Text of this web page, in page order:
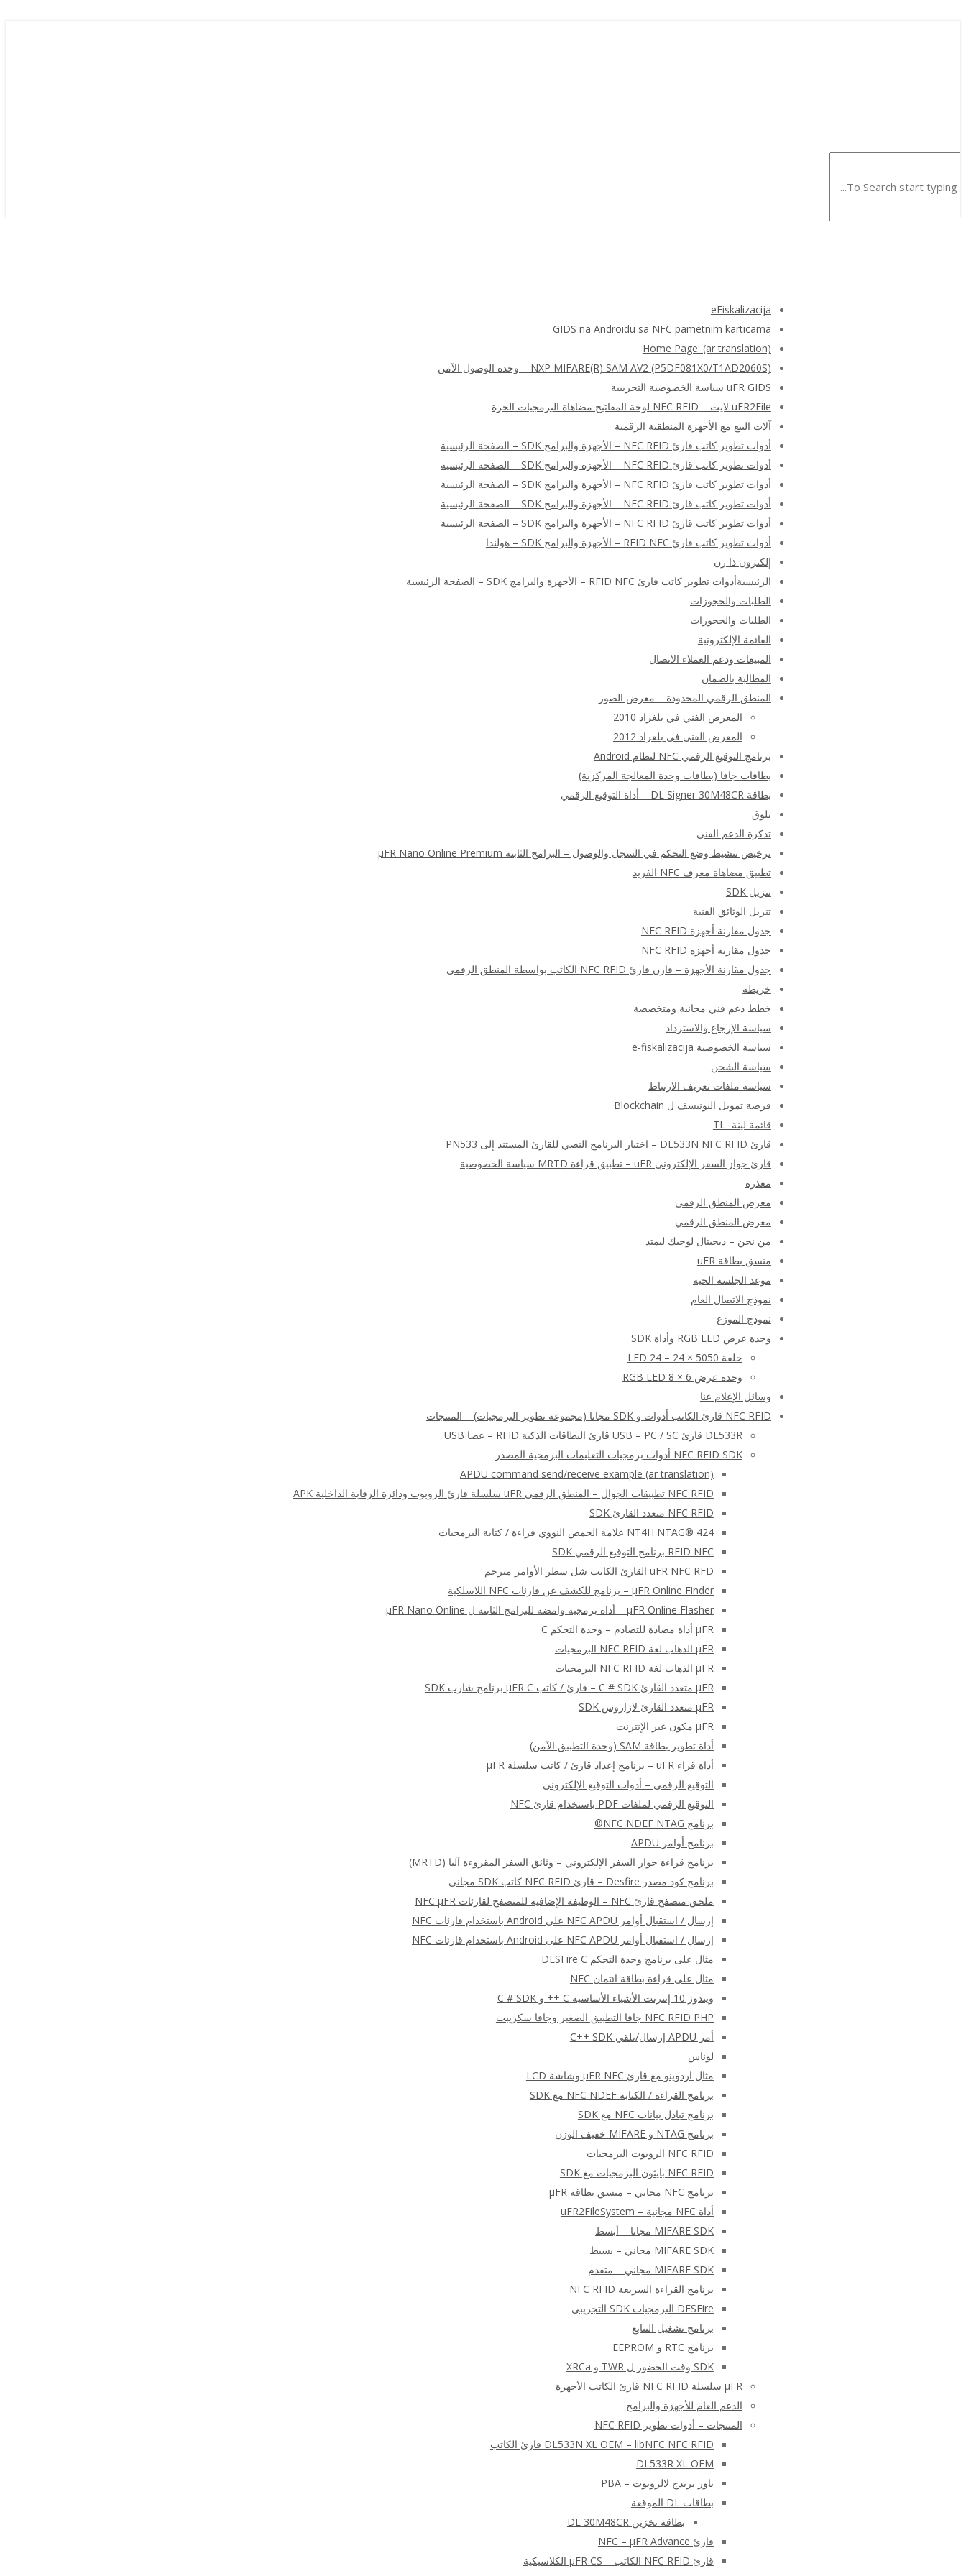
eFiskalizacija
GIDS na Androidu sa NFC pametnim karticama
Home Page: (ar translation)
NXP MIFARE(R) SAM AV2 (P5DF081X0/T1AD2060S) – وحدة الوصول الآمن
uFR GIDS سياسة الخصوصية التجريبية
uFR2File لايت – NFC RFID لوحة المفاتيح مضاهاة البرمجيات الحرة
آلات البيع مع الأجهزة المنطقية الرقمية
أدوات تطوير كاتب قارئ NFC RFID – الأجهزة والبرامج SDK – الصفحة الرئيسية
أدوات تطوير كاتب قارئ NFC RFID – الأجهزة والبرامج SDK – الصفحة الرئيسية
أدوات تطوير كاتب قارئ NFC RFID – الأجهزة والبرامج SDK – الصفحة الرئيسية
أدوات تطوير كاتب قارئ NFC RFID – الأجهزة والبرامج SDK – الصفحة الرئيسية
أدوات تطوير كاتب قارئ NFC RFID – الأجهزة والبرامج SDK – الصفحة الرئيسية
أدوات تطوير كاتب قارئ RFID NFC – الأجهزة والبرامج SDK – هولندا
إلكترون ذا رن
الرئيسيةأدوات تطوير كاتب قارئ RFID NFC – الأجهزة والبرامج SDK – الصفحة الرئيسية
الطلبات والحجوزات
الطلبات والحجوزات
القائمة الإلكترونية
المبيعات ودعم العملاء الاتصال
المطالبة بالضمان
المنطق الرقمي المحدودة – معرض الصور
المعرض الفني في بلغراد 2010
المعرض الفني في بلغراد 2012
برنامج التوقيع الرقمي NFC لنظام Android
بطاقات جافا (بطاقات وحدة المعالجة المركزية)
بطاقة DL Signer 30M48CR – أداة التوقيع الرقمي
بلوق
تذكرة الدعم الفني
ترخيص تنشيط وضع التحكم في السجل والوصول – البرامج الثابتة μFR Nano Online Premium
تطبيق مضاهاة معرف NFC الفريد
تنزيل SDK
تنزيل الوثائق الفنية
جدول مقارنة أجهزة NFC RFID
جدول مقارنة أجهزة NFC RFID
جدول مقارنة الأجهزة – قارن قارئ NFC RFID الكاتب بواسطة المنطق الرقمي
خريطة
خطط دعم فني مجانية ومتخصصة
سياسة الإرجاع والاسترداد
سياسة الخصوصية e-fiskalizacija
سياسة الشحن
سياسة ملفات تعريف الارتباط
فرصة تمويل اليونيسف ل Blockchain
قائمة لينة- TL
قارئ DL533N NFC RFID – اختبار البرنامج النصي للقارئ المستند إلى PN533
قارئ جواز السفر الإلكتروني uFR – تطبيق قراءة MRTD سياسة الخصوصية
معذرة
معرض المنطق الرقمي
معرض المنطق الرقمي
من نحن – ديجيتال لوجيك ليمتد
منسق بطاقة uFR
موعد الجلسة الحية
نموذج الاتصال العام
نموذج الموزع
وحدة عرض RGB LED وأداة SDK
حلقة LED 24 – 24 × 5050
وحدة عرض RGB LED 8 × 6
وسائل الإعلام عنا
NFC RFID قارئ الكاتب أدوات و SDK مجانا (مجموعة تطوير البرمجيات) – المنتجات
DL533R قارئ USB – PC / SC قارئ البطاقات الذكية RFID – عصا USB
NFC RFID SDK أدوات برمجيات التعليمات البرمجية المصدر
APDU command send/receive example (ar translation)
NFC RFID تطبيقات الجوال – المنطق الرقمي uFR سلسلة قارئ الروبوت ودائرة الرقابة الداخلية APK
NFC RFID متعدد القارئ SDK
NT4H NTAG® 424 علامة الحمض النووي قراءة / كتابة البرمجيات
RFID NFC برنامج التوقيع الرقمي SDK
uFR NFC RFD القارئ الكاتب شل سطر الأوامر مترجم
μFR Online Finder – برنامج للكشف عن قارئات NFC اللاسلكية
μFR Online Flasher – أداة برمجية وامضة للبرامج الثابتة ل μFR Nano Online
μFR أداة مضادة للتصادم – وحدة التحكم C
μFR الذهاب لغة NFC RFID البرمجيات
μFR الذهاب لغة NFC RFID البرمجيات
μFR متعدد القارئ C # SDK – قارئ / كاتب μFR C برنامج شارب SDK
μFR متعدد القارئ لازاروس SDK
μFR مكون عبر الإنترنت
أداة تطوير بطاقة SAM (وحدة التطبيق الآمن)
أداة قراء uFR – برنامج إعداد قارئ / كاتب سلسلة μFR
التوقيع الرقمي – أدوات التوقيع الإلكتروني
التوقيع الرقمي لملفات PDF باستخدام قارئ NFC
برنامج NFC NDEF NTAG®
برنامج أوامر APDU
برنامج قراءة جواز السفر الإلكتروني – وثائق السفر المقروءة آليا (MRTD)
برنامج كود مصدر Desfire – قارئ NFC RFID كاتب SDK مجاني
ملحق متصفح قارئ NFC – الوظيفة الإضافية للمتصفح لقارئات NFC μFR
إرسال / استقبال أوامر NFC APDU على Android باستخدام قارئات NFC
إرسال / استقبال أوامر NFC APDU على Android باستخدام قارئات NFC
مثال على برنامج وحدة التحكم DESFire C
مثال على قراءة بطاقة ائتمان NFC
ويندوز 10 إنترنت الأشياء الأساسية C ++ و C # SDK
NFC RFID PHP جافا التطبيق الصغير وجافا سكريبت
أمر APDU إرسال/تلقي C++ SDK
لوناس
مثال اردوينو مع قارئ μFR NFC وشاشة LCD
برنامج القراءة / الكتابة NFC NDEF مع SDK
برنامج تبادل بيانات NFC مع SDK
برنامج NTAG و MIFARE خفيف الوزن
NFC RFID الروبوت البرمجيات
NFC RFID بايثون البرمجيات مع SDK
برنامج NFC مجاني – منسق بطاقة μFR
أداة NFC مجانية – uFR2FileSystem
MIFARE SDK مجانا – أبسط
MIFARE SDK مجاني – بسيط
MIFARE SDK مجاني – متقدم
برنامج القراءة السريعة NFC RFID
DESFire البرمجيات SDK التجريبي
برنامج تشغيل التتابع
برنامج RTC و EEPROM
SDK وقت الحضور ل TWR و XRCa
μFR سلسلة NFC RFID قارئ الكاتب الأجهزة
الدعم العام للأجهزة والبرامج
المنتجات – أدوات تطوير NFC RFID
DL533N XL OEM – libNFC NFC RFID قارئ الكاتب
DL533R XL OEM
باور بريدج لالروبوت – PBA
بطاقات DL الموقعة
بطاقة تخزين DL 30M48CR
قارئ NFC – μFR Advance
قارئ NFC RFID الكاتب – μFR CS الكلاسيكية